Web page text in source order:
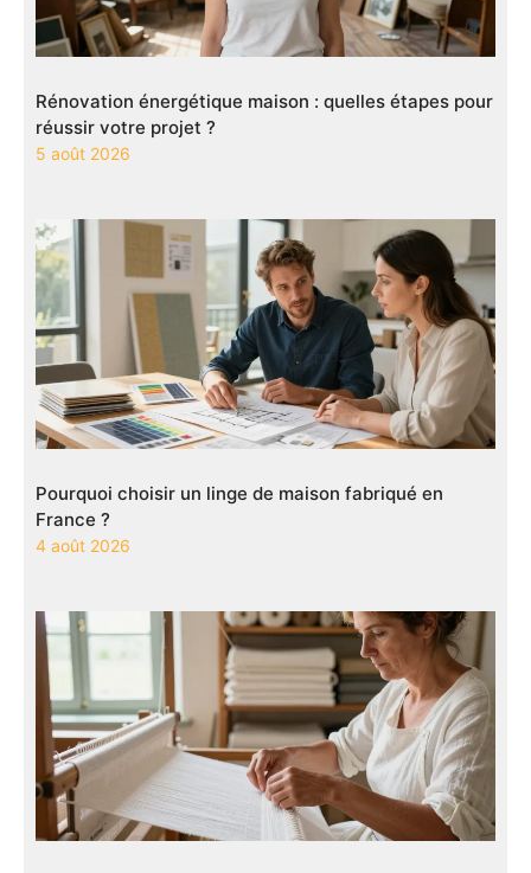
Rénovation énergétique maison : quelles étapes pour
réussir votre projet ?
5 août 2026
Pourquoi choisir un linge de maison fabriqué en
France ?
4 août 2026